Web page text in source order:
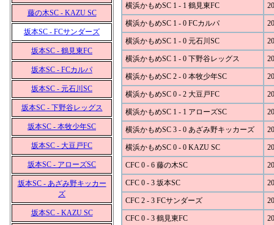
藤の木SC - KAZU SC
坂本SC - FCサンダーズ
坂本SC - 鶴見東FC
坂本SC - FCカルパ
坂本SC - 元石川SC
坂本SC - 下野谷レッグス
坂本SC - 本牧少年SC
坂本SC - 大豆戸FC
坂本SC - アローズSC
坂本SC - あざみ野キッカー
ズ
坂本SC - KAZU SC
横浜かもめSC 1 - 1 鶴見東FC
横浜かもめSC 1 - 0 FCカルパ
横浜かもめSC 1 - 0 元石川SC
横浜かもめSC 1 - 0 下野谷レッグス
横浜かもめSC 2 - 0 本牧少年SC
横浜かもめSC 0 - 2 大豆戸FC
横浜かもめSC 1 - 1 アローズSC
横浜かもめSC 3 - 0 あざみ野キッカーズ
横浜かもめSC 0 - 0 KAZU SC
CFC 0 - 6 藤の木SC
CFC 0 - 3 坂本SC
CFC 2 - 3 FCサンダーズ
CFC 0 - 3 鶴見東FC